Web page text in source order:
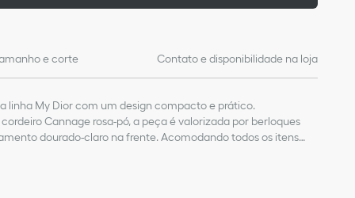
e corte Contato e disponibilidade na loja
linha My Dior com um design compacto e prático.
Cannage rosa-pó, a peça é valorizada por berloques
dourado-claro na frente. Acomodando todos os itens